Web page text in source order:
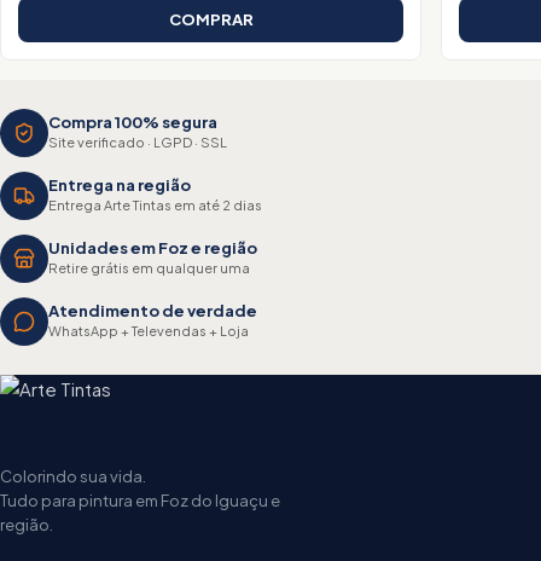
COMPRAR
Compra 100% segura
Site verificado · LGPD · SSL
Entrega na região
Entrega Arte Tintas em até 2 dias
Unidades em Foz e região
Retire grátis em qualquer uma
Atendimento de verdade
WhatsApp + Televendas + Loja
Colorindo sua vida.
Tudo para pintura em Foz do Iguaçu e
região.